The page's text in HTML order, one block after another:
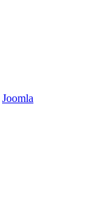
Joomla